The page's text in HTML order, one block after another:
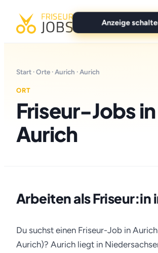
Anzeige
Für Bewerber
Marken
Start ·Orte ·Aurich · Aurich
ORT
Friseur-Jobs in
Aurich
Arbeiten als Friseur:in
Du suchst einen Friseur-Job in
Aurich)? Aurich liegt in